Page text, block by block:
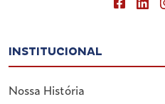
INSTITUCIONAL
Nossa História